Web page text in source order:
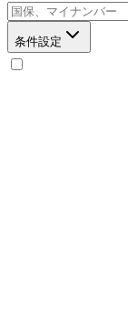
条件設定